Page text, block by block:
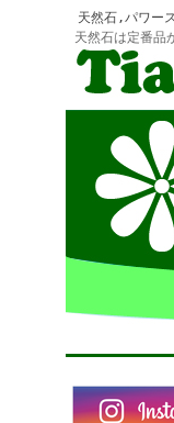
天然石,パワー
天然石は定番品